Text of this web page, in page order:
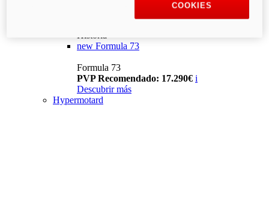
Historia
new Formula 73
Formula 73
PVP Recomendado: 17.290€ i
Descubrir más
Hypermotard
COOKIES